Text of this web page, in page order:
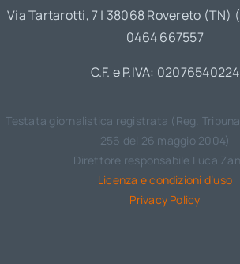
Via Tartarotti, 7 | 38068 Rovereto (TN)
0464 667557
C.F. e P.IVA: 02076540224
Testata giornalistica registrata (Reg.
256 del 26 maggio 2004)
Direttore responsabile Luca
Licenza e condizioni d’uso
Privacy Policy